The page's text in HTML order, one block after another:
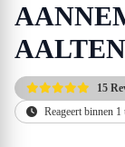
15
Reageert binnen 1